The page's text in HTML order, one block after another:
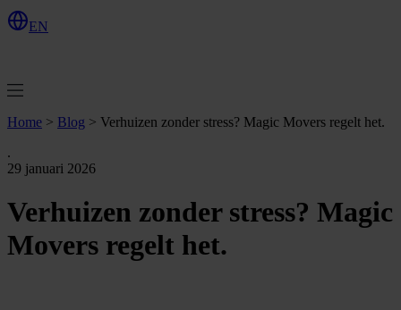
EN
Home > Blog > Verhuizen zonder stress? Magic Movers regelt het.
.
29 januari 2026
Verhuizen zonder stress? Magic
Movers regelt het.